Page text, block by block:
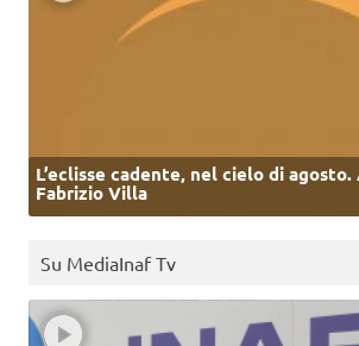
L’eclisse cadente, nel cielo di agosto.
Fabrizio Villa
Su MediaInaf Tv